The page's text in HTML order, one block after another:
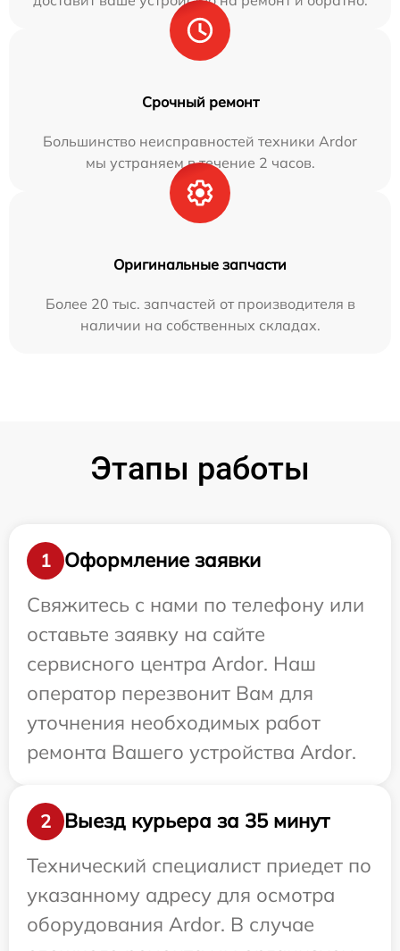
Срочный ремонт
Большинство неисправностей техники Ardor
мы устраняем в течение 2 часов.
Оригинальные запчасти
Более 20 тыс. запчастей от производителя в
наличии на собственных складах.
Этапы работы
1
Оформление заявки
Свяжитесь с нами по телефону или
оставьте заявку на сайте
сервисного центра Ardor. Наш
оператор перезвонит Вам для
уточнения необходимых работ
ремонта Вашего устройства Ardor.
2
Выезд курьера за 35 минут
Технический специалист приедет по
указанному адресу для осмотра
оборудования Ardor. В случае